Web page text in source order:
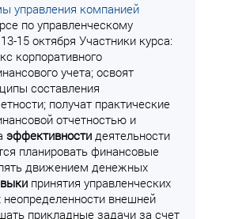
управления компанией
по управленческому
15 октября Участники курса:
корпоративного
учета; освоят
составления
получат практические
отчетностью и
эффективности деятельности
планировать финансовые
движением денежных
принятия управленческих
внешней
прикладные задачи за счет